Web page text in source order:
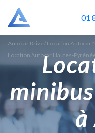
01
Autocar Drive/ Location Autocar
Location Autocar Hautes-
à